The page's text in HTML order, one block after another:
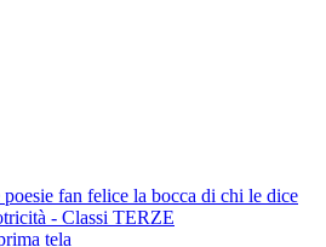
fan felice la bocca di chi le dice
- Classi TERZE
tela